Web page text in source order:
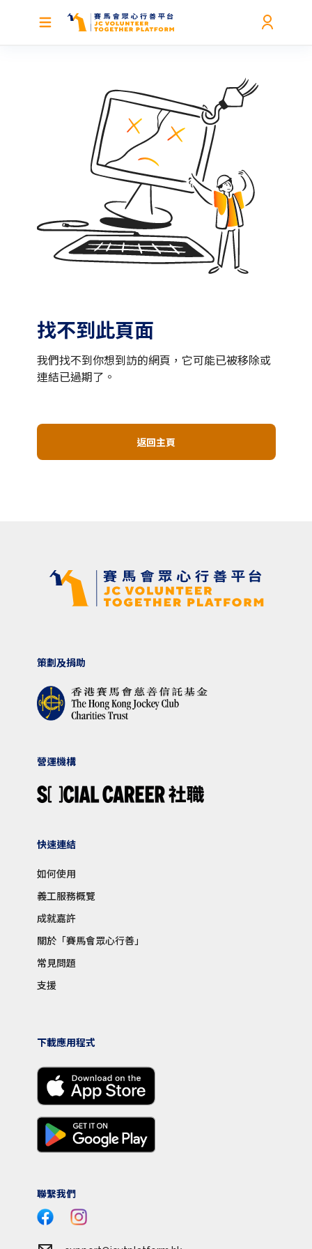
找不到此頁面
我們找不到你想到訪的網頁，它可能已被移除或
連結已過期了。
返回主頁
策劃及捐助
營運機構
快速連結
如何使用
義工服務概覽
成就嘉許
關於「賽馬會眾心行善」
常見問題
支援
下載應用程式
聯繫我們